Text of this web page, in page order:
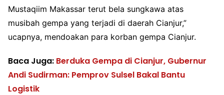
Mustaqiim Makassar terut bela sungkawa atas
musibah gempa yang terjadi di daerah Cianjur,”
ucapnya, mendoakan para korban gempa Cianjur.
Baca Juga: Berduka Gempa di Cianjur, Gubernur
Andi Sudirman: Pemprov Sulsel Bakal Bantu
Logistik